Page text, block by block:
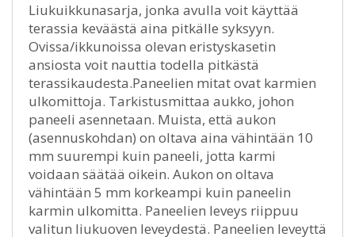
Liukuikkunasarja, jonka avulla voit käyttää
terassia keväästä aina pitkälle syksyyn.
Ovissa/ikkunoissa olevan eristyskasetin
ansiosta voit nauttia todella pitkästä
terassikaudesta.Paneelien mitat ovat karmien
ulkomittoja. Tarkistusmittaa aukko, johon
paneeli asennetaan. Muista, että aukon
(asennuskohdan) on oltava aina vähintään 10
mm suurempi kuin paneeli, jotta karmi
voidaan säätää oikein. Aukon on oltava
vähintään 5 mm korkeampi kuin paneelin
karmin ulkomitta. Paneelien leveys riippuu
valitun liukuoven leveydestä. Paneelien leveyttä